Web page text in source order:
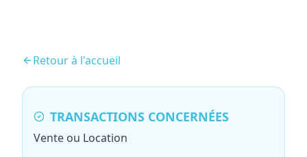
Retour à l'accueil
TRANSACTIONS CONCERNÉES
Vente ou Location